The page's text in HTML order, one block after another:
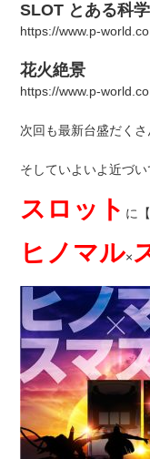
SLOT とある科
https://www.p-
花火絶景
https://www.p-
次回も最新台盛だく
そしていよいよ近づい
スロット に【
ヒノマル×